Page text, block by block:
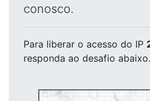
conosco.
Para liberar o acesso do IP
responda ao desafio abaixo.